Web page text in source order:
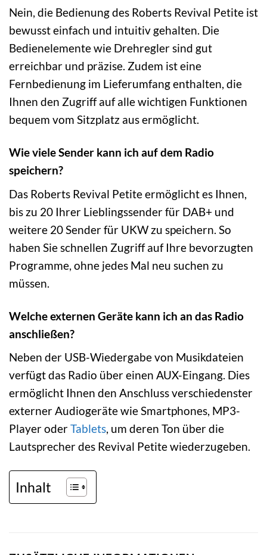
Nein, die Bedienung des Roberts Revival Petite ist
bewusst einfach und intuitiv gehalten. Die
Bedienelemente wie Drehregler sind gut
erreichbar und präzise. Zudem ist eine
Fernbedienung im Lieferumfang enthalten, die
Ihnen den Zugriff auf alle wichtigen Funktionen
bequem vom Sitzplatz aus ermöglicht.
Wie viele Sender kann ich auf dem Radio
speichern?
Das Roberts Revival Petite ermöglicht es Ihnen,
bis zu 20 Ihrer Lieblingssender für DAB+ und
weitere 20 Sender für UKW zu speichern. So
haben Sie schnellen Zugriff auf Ihre bevorzugten
Programme, ohne jedes Mal neu suchen zu
müssen.
Welche externen Geräte kann ich an das Radio
anschließen?
Neben der USB-Wiedergabe von Musikdateien
verfügt das Radio über einen AUX-Eingang. Dies
ermöglicht Ihnen den Anschluss verschiedenster
externer Audiogeräte wie Smartphones, MP3-
Player oderTablets, um deren Ton über die
Lautsprecher des Revival Petite wiederzugeben.
Inhalt